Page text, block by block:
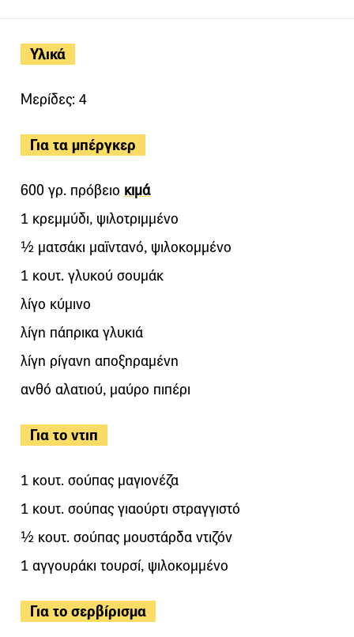
Υλικά
Μερίδες: 4
Για τα μπέργκερ
600 γρ. πρόβειο κιμά
1 κρεμμύδι, ψιλοτριμμένο
½ ματσάκι μαϊντανό, ψιλοκομμένο
1 κουτ. γλυκού σουμάκ
λίγο κύμινο
λίγη πάπρικα γλυκιά
λίγη ρίγανη αποξηραμένη
ανθό αλατιού, μαύρο πιπέρι
Για το ντιπ
1 κουτ. σούπας μαγιονέζα
1 κουτ. σούπας γιαούρτι στραγγιστό
½ κουτ. σούπας μουστάρδα ντιζόν
1 αγγουράκι τουρσί, ψιλοκομμένο
Για το σερβίρισμα